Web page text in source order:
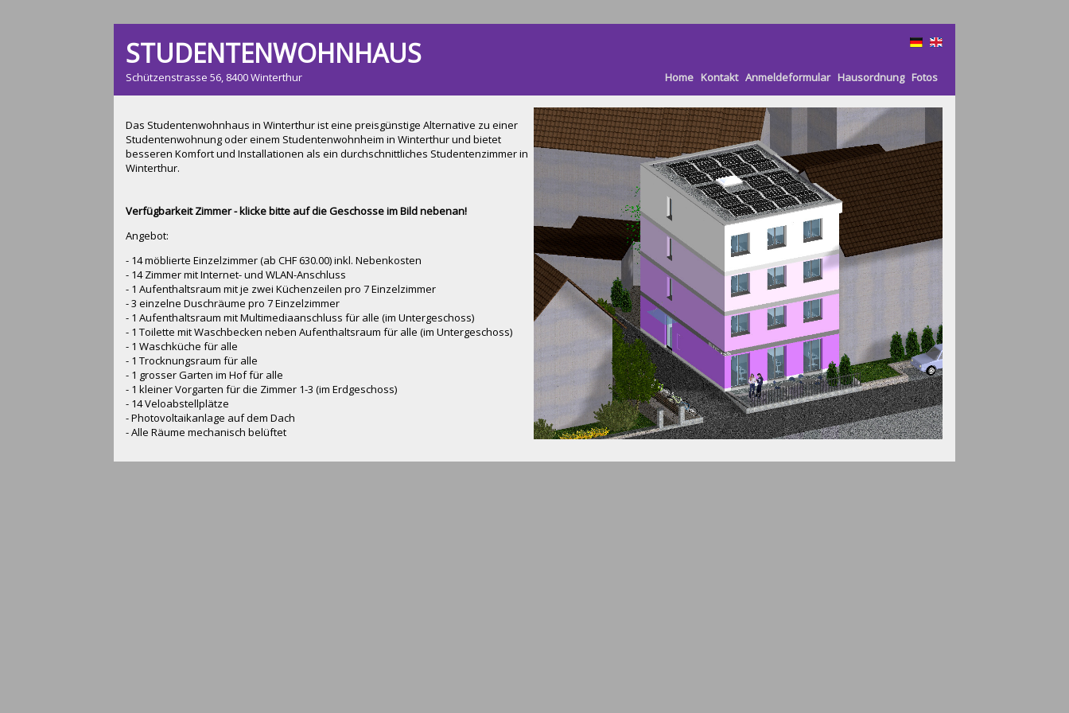
STUDENTENWOHNHAUS
Schützenstrasse 56, 8400 Winterthur Home Kontakt Anmeldeformular Hausordnung Fotos
Das Studentenwohnhaus in Winterthur ist eine preisgünstige Alternative zu einer
Studentenwohnung oder einem Studentenwohnheim in Winterthur und bietet
besseren Komfort und Installationen als ein durchschnittliches Studentenzimmer in
Winterthur.
Verfügbarkeit Zimmer - klicke bitte auf die Geschosse im Bild nebenan!
Angebot:
- 14 möblierte Einzelzimmer (ab CHF 630.00) inkl. Nebenkosten
- 14 Zimmer mit Internet- und WLAN-Anschluss
- 1 Aufenthaltsraum mit je zwei Küchenzeilen pro 7 Einzelzimmer
- 3 einzelne Duschräume pro 7 Einzelzimmer
- 1 Aufenthaltsraum mit Multimediaanschluss für alle (im Untergeschoss)
- 1 Toilette mit Waschbecken neben Aufenthaltsraum für alle (im Untergeschoss)
- 1 Waschküche für alle
- 1 Trocknungsraum für alle
- 1 grosser Garten im Hof für alle
- 1 kleiner Vorgarten für die Zimmer 1-3 (im Erdgeschoss)
- 14 Veloabstellplätze
- Photovoltaikanlage auf dem Dach
- Alle Räume mechanisch belüftet